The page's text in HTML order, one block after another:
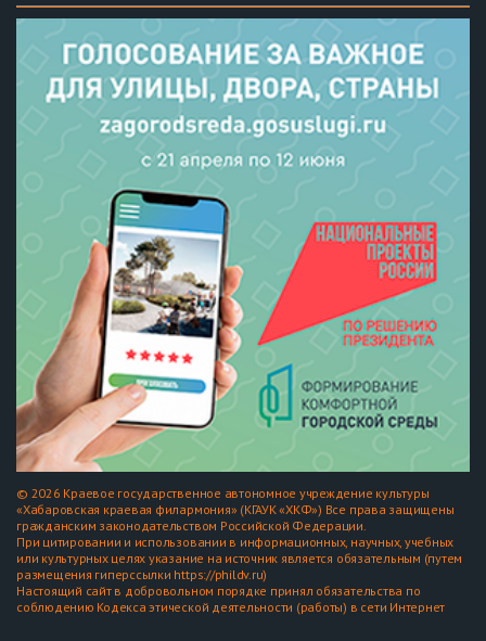
© 2026 Краевое государственное автономное учреждение культуры
«Хабаровская краевая филармония» (КГАУК «ХКФ») Все права защищены
гражданским законодательством Российской Федерации.
При цитировании и использовании в информационных, научных, учебных
или культурных целях указание на источник является обязательным (путем
размещения гиперссылки https://phildv.ru)
Настоящий сайт в добровольном порядке принял обязательства по
соблюдению Кодекса этической деятельности (работы) в сети Интернет